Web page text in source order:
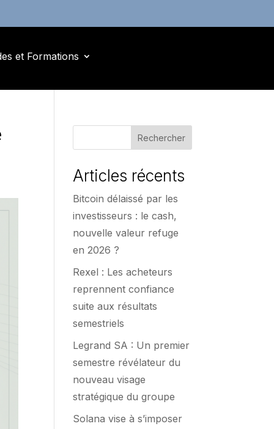
et Formations
Rechercher
Articles récents
Bitcoin délaissé par les
investisseurs : le cash,
nouvelle valeur refuge
en 2026 ?
Rexel : Les acheteurs
reprennent confiance
suite aux résultats
semestriels
Legrand SA : Un premier
semestre révélateur du
nouveau visage
stratégique du groupe
Solana vise à s’imposer